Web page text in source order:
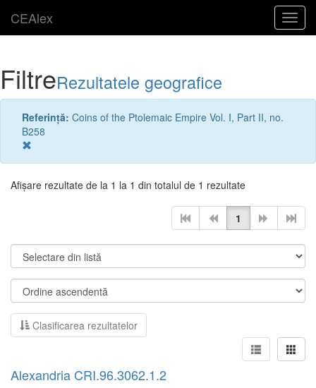
CEAlex
FiltreRezultatele geografice
Referinţă: Coins of the Ptolemaic Empire Vol. I, Part II, no.
B258
Afişare rezultate de la 1 la 1 din totalul de 1 rezultate
1
Clasificarea rezultatelor
Alexandria CRI.96.3062.1.2